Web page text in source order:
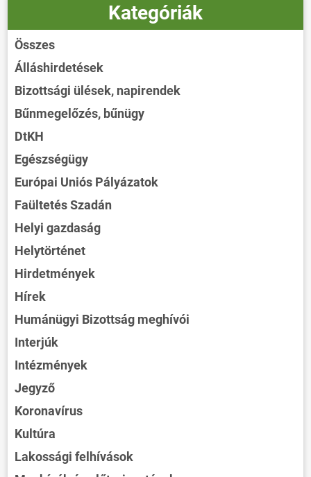
Kategóriák
Összes
Álláshirdetések
Bizottsági ülések, napirendek
Bűnmegelőzés, bűnügy
DtKH
Egészségügy
Európai Uniós Pályázatok
Faültetés Szadán
Helyi gazdaság
Helytörténet
Hirdetmények
Hírek
Humánügyi Bizottság meghívói
Interjúk
Intézmények
Jegyző
Koronavírus
Kultúra
Lakossági felhívások